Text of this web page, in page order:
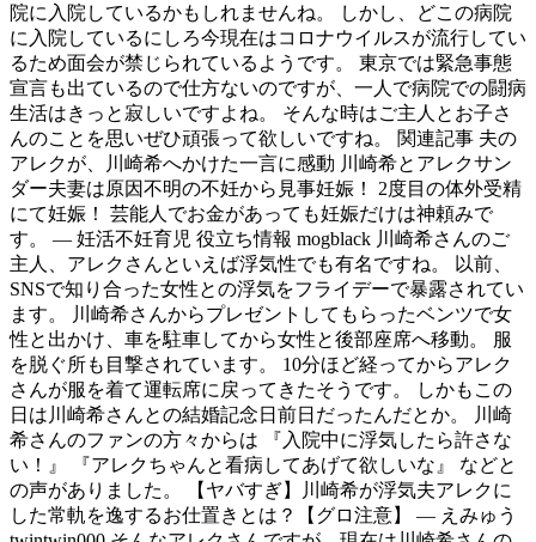
院に入院しているかもしれませんね。 しかし、どこの病院
に入院しているにしろ今現在はコロナウイルスが流行してい
るため面会が禁じられているようです。 東京では緊急事態
宣言も出ているので仕方ないのですが、一人で病院での闘病
生活はきっと寂しいですよね。 そんな時はご主人とお子さ
んのことを思いぜひ頑張って欲しいですね。 関連記事 夫の
アレクが、川崎希へかけた一言に感動 川崎希とアレクサン
ダー夫妻は原因不明の不妊から見事妊娠！ 2度目の体外受精
にて妊娠！ 芸能人でお金があっても妊娠だけは神頼みで
す。 — 妊活不妊育児 役立ち情報 mogblack 川崎希さんのご
主人、アレクさんといえば浮気性でも有名ですね。 以前、
SNSで知り合った女性との浮気をフライデーで暴露されてい
ます。 川崎希さんからプレゼントしてもらったベンツで女
性と出かけ、車を駐車してから女性と後部座席へ移動。 服
を脱ぐ所も目撃されています。 10分ほど経ってからアレク
さんが服を着て運転席に戻ってきたそうです。 しかもこの
日は川崎希さんとの結婚記念日前日だったんだとか。 川崎
希さんのファンの方々からは 『入院中に浮気したら許さな
い！』 『アレクちゃんと看病してあげて欲しいな』 などと
の声がありました。 【ヤバすぎ】川崎希が浮気夫アレクに
した常軌を逸するお仕置きとは？【グロ注意】 — えみゅう